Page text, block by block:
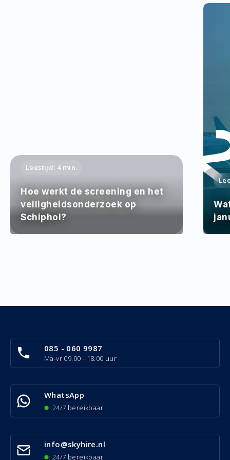
Leestijd: 4 min.
Hoe werkt de screening en het
veiligheidsonderzoek op
Schiphol?
085 - 060 9987
Ma-vr 09.00 - 18.00 uur
WhatsApp
24/7 bereikbaar
info@skyhire.nl
24/7 bereikbaar